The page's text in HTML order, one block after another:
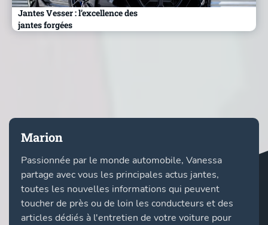
Jantes Vesser : l’excellence des
jantes forgées
Marion
Passionnée par le monde automobile, Vanessa
partage avec vous les principales actus jantes,
toutes les nouvelles informations qui peuvent
toucher de près ou de loin les conducteurs et des
articles dédiés à l'entretien de votre voiture pour